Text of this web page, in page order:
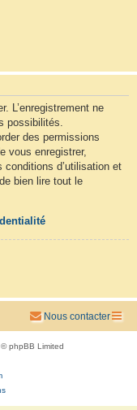
L’enregistrement ne
possibilités.
des permissions
vous enregistrer,
conditions d’utilisation et
bien lire tout le
Nous contacter
phpBB Limited